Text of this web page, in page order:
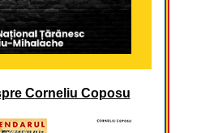
Corneliu Coposu